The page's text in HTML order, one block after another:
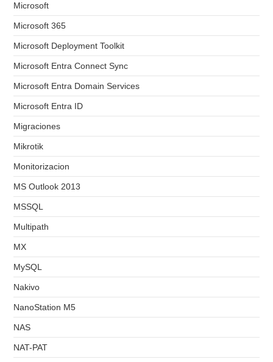
Microsoft
Microsoft 365
Microsoft Deployment Toolkit
Microsoft Entra Connect Sync
Microsoft Entra Domain Services
Microsoft Entra ID
Migraciones
Mikrotik
Monitorizacion
MS Outlook 2013
MSSQL
Multipath
MX
MySQL
Nakivo
NanoStation M5
NAS
NAT-PAT